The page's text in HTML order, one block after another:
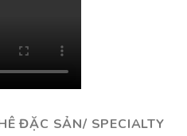
ĐẶC SẢN/ SPECIALTY